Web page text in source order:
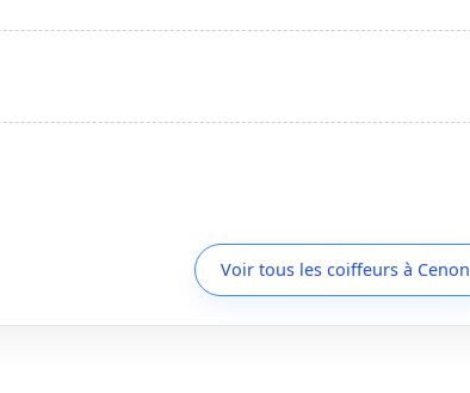
Voir tous les coiffeurs à Cenon